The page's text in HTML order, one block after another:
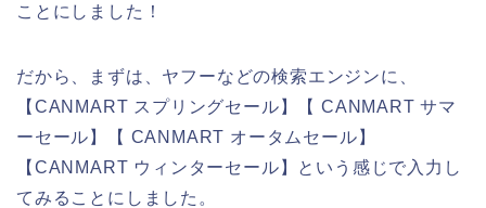
ことにしました！
だから、まずは、ヤフーなどの検索エンジンに、
【CANMART スプリングセール】【 CANMART サマ
ーセール】【 CANMART オータムセール】
【CANMART ウィンターセール】という感じで入力し
てみることにしました。